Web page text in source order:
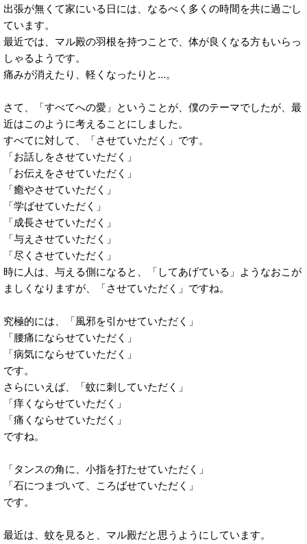
出張が無くて家にいる日には、なるべく多くの時間を共に過ごし
ています。
最近では、マル殿の羽根を持つことで、体が良くなる方もいらっ
しゃるようです。
痛みが消えたり、軽くなったりと…。
さて、「すべてへの愛」ということが、僕のテーマでしたが、最
近はこのように考えることにしました。
すべてに対して、「させていただく」です。
「お話しをさせていただく」
「お伝えをさせていただく」
「癒やさせていただく」
「学ばせていただく」
「成長させていただく」
「与えさせていただく」
「尽くさせていただく」
時に人は、与える側になると、「してあげている」ようなおこが
ましくなりますが、「させていただく」ですね。
究極的には、「風邪を引かせていただく」
「腰痛にならせていただく」
「病気にならせていただく」
です。
さらにいえば、「蚊に刺していただく」
「痒くならせていただく」
「痛くならせていただく」
ですね。
「タンスの角に、小指を打たせていただく」
「石につまづいて、ころばせていただく」
です。
最近は、蚊を見ると、マル殿だと思うようにしています。